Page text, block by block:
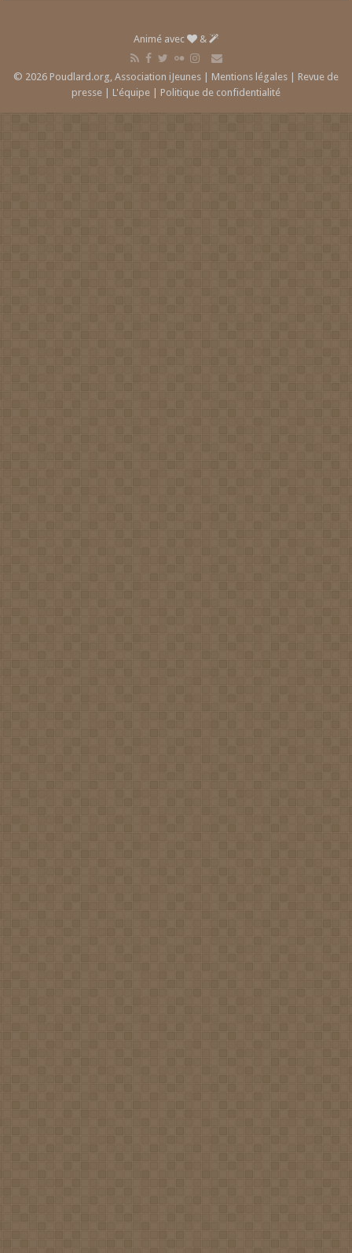
Animé avec &
© 2026 Poudlard.org, Association iJeunes | Mentions légales
Revue de
presse
L'équipe Politique de confidentialité